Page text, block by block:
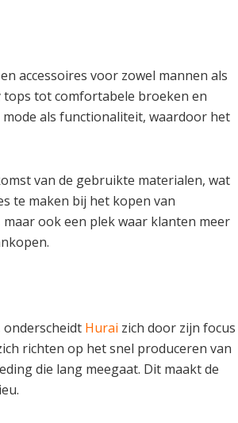
accessoires voor zowel mannen als
tops tot comfortabele broeken en
als functionaliteit, waardoor het
van de gebruikte materialen, wat
te maken bij het kopen van
ook een plek waar klanten meer
Hurai zich door zijn focus
richten op het snel produceren van
die lang meegaat. Dit maakt de